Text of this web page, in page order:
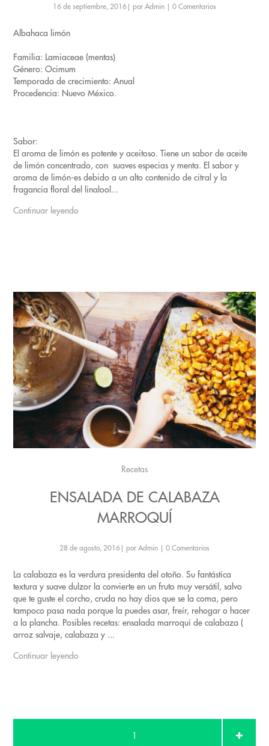
16 de septiembre, 2016 por Admin 0 Comentarios
Albahaca limón
Familia: Lamiaceae (mentas)
Género: Ocimum
Temporada de crecimiento: Anual
Procedencia: Nuevo México.
Sabor:
El aroma de limón es potente y aceitoso. Tiene un sabor de aceite
de limón concentrado, con suaves especias y menta. El sabor y
aroma de limón-es debido a un alto contenido de citral y la
fragancia floral del linalool...
Continuar leyendo
Recetas
ENSALADA DE CALABAZA
MARROQUÍ
28 de agosto, 2016 por Admin 0 Comentarios
La calabaza es la verdura presidenta del otoño. Su fantástica
textura y suave dulzor la convierte en un fruto muy versátil, salvo
que te guste el corcho, cruda no hay dios que se la coma, pero
tampoco pasa nada porque la puedes asar, freír, rehogar o hacer
a la plancha. Posibles recetas: ensalada marroquí de calabaza (
arroz salvaje, calabaza y ...
Continuar leyendo
1